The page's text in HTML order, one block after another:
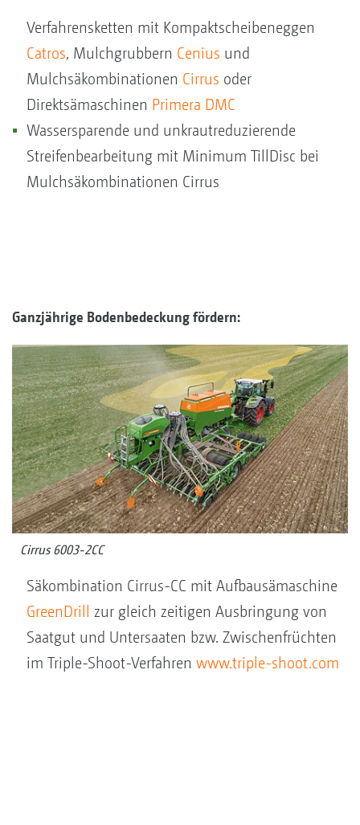
Verfahrensketten mit Kompaktscheibeneggen
Catros, Mulchgrubbern Cenius und
Mulchsäkombinationen Cirrus oder
Direktsämaschinen Primera DMC
Wassersparende und unkrautreduzierende
Streifenbearbeitung mit Minimum TillDisc bei
Mulchsäkombinationen Cirrus
Ganzjährige Bodenbedeckung fördern:
Cirrus 6003-2CC
Säkombination Cirrus-CC mit Aufbausämaschine
GreenDrill
zur gleich zeitigen Ausbringung von
Saatgut und Untersaaten bzw. Zwischenfrüchten
im Triple-Shoot-Verfahren www.triple-shoot.com